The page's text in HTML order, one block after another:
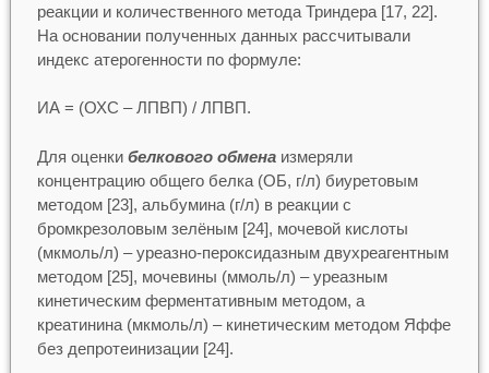
реакции и количественного метода Триндера [17, 22].
На основании полученных данных рассчитывали
индекс атерогенности по формуле:
ИА = (ОХС – ЛПВП) / ЛПВП.
Для оценки белкового обменаизмеряли
концентрацию общего белка (ОБ, г/л) биуретовым
методом [23], альбумина (г/л) в реакции с
бромкрезоловым зелёным [24], мочевой кислоты
(мкмоль/л) – уреазно-пероксидазным двухреагентным
методом [25], мочевины (ммоль/л) – уреазным
кинетическим ферментативным методом, а
креатинина (мкмоль/л) – кинетическим методом Яффе
без депротеинизации [24].